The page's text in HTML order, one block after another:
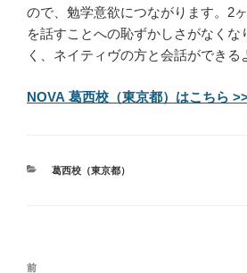
ので、勉学意欲につながります。2
を話すことへの恥ずかしさがなくな
く、ネイティヴの方と会話ができる
NOVA 葛西校（東京都）はこちら
カ
葛西校（東京都）
投
過
前